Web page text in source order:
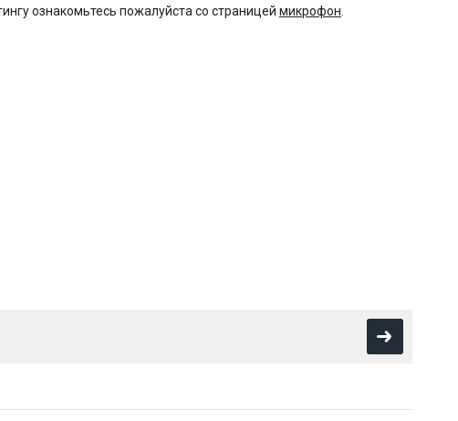
ознакомьтесь пожалуйста со страницей микрофон